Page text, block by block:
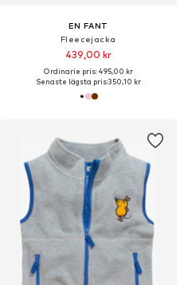
EN FANT
Fleecejacka
439,00 kr
Ordinarie pris: 495,00 kr
Senaste lägsta pris:350,10 kr